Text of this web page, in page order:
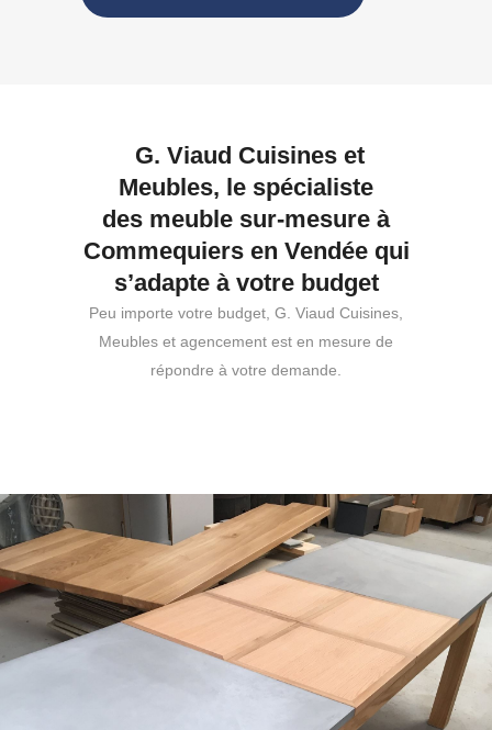
G. Viaud Cuisines et
Meubles, le spécialiste
des meuble sur-mesure à
Commequiers en Vendée qui
s’adapte à votre budget
Peu importe votre budget, G. Viaud Cuisines,
Meubles et agencement est en mesure de
répondre à votre demande.